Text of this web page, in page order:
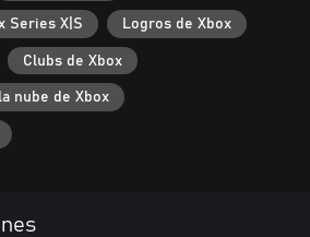
Series X|S Logros de Xbox
Clubs de Xbox
nube de Xbox